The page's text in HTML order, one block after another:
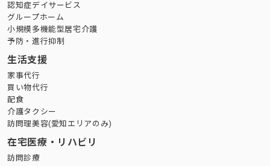
認知症デイサービス
グループホーム
小規模多機能型居宅介護
予防・進行抑制
生活支援
家事代行
買い物代行
配食
介護タクシー
訪問理美容(愛知エリアのみ)
在宅医療・リハビリ
訪問診療